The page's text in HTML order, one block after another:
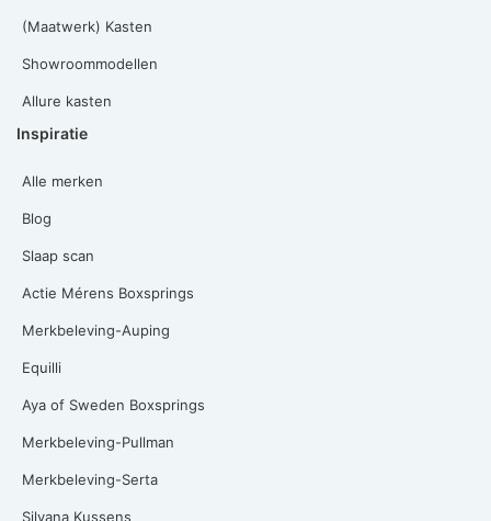
(Maatwerk) Kasten
Showroommodellen
Allure kasten
Inspiratie
Alle merken
Blog
Slaap scan
Actie Mérens Boxsprings
Merkbeleving-Auping
Equilli
Aya of Sweden Boxsprings
Merkbeleving-Pullman
Merkbeleving-Serta
Silvana Kussens